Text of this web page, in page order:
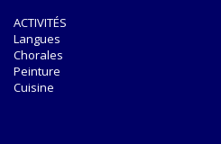
ACTIVITÉS
Langues
Chorales
Peinture
Cuisine